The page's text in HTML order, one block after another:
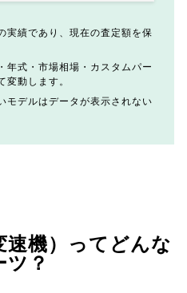
実績であり、現在の査定額を保
年式・市場相場・カスタムパー
変動します。
モデルはデータが表示されない
速機）ってどんな
ツ？